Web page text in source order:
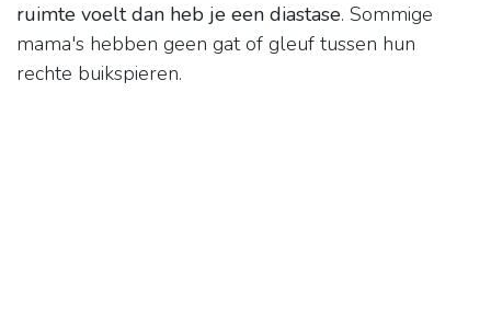
ruimte voelt dan heb je een diastase. Sommige
mama's hebben geen gat of gleuf tussen hun
rechte buikspieren.